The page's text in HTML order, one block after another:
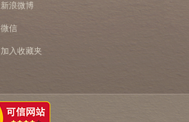
新浪微博
微信
加入收藏夹